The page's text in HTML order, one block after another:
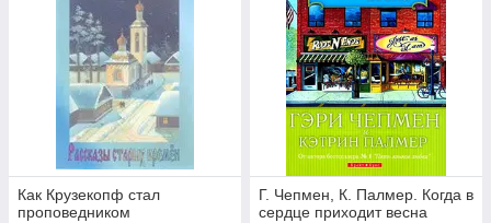
Как Крузекопф стал
проповедником
Г. Чепмен, К. Палмер. Когда в
сердце приходит весна